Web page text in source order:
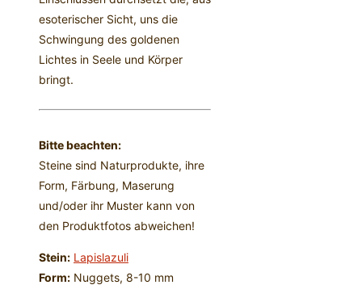
esoterischer Sicht, uns die
Schwingung des goldenen
Lichtes in Seele und Körper
bringt.
Bitte beachten:
Steine sind Naturprodukte, ihre
Form, Färbung, Maserung
und/oder ihr Muster kann von
den Produktfotos abweichen!
Stein: Lapislazuli
Form: Nuggets, 8-10 mm